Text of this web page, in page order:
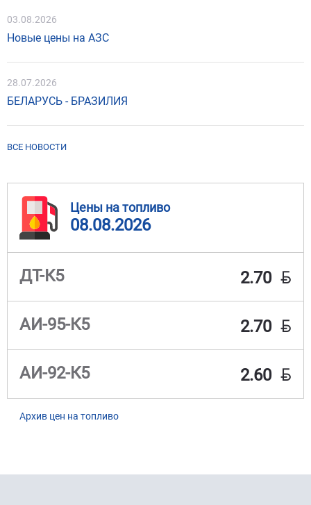
03.08.2026
Новые цены на АЗС
28.07.2026
БЕЛАРУСЬ - БРАЗИЛИЯ
ВСЕ НОВОСТИ
Цены на топливо
08.08.2026
ДТ-К5 2.70 BYN
АИ-95-К5 2.70 BYN
АИ-92-К5 2.60 BYN
Архив цен на топливо